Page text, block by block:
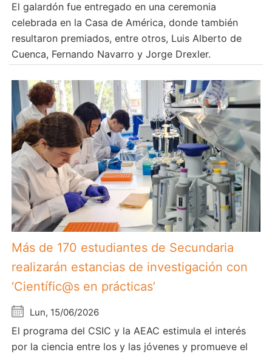
El galardón fue entregado en una ceremonia
celebrada en la Casa de América, donde también
resultaron premiados, entre otros, Luis Alberto de
Cuenca, Fernando Navarro y Jorge Drexler.
Más de 170 estudiantes de Secundaria
realizarán estancias de investigación con
‘Científic@s en prácticas’
Lun, 15/06/2026
El programa del CSIC y la AEAC estimula el interés
por la ciencia entre los y las jóvenes y promueve el